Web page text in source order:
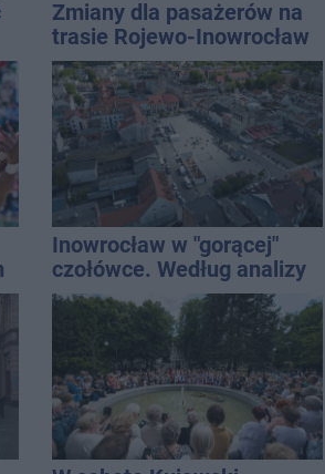
Zmiany dla pasażerów na
trasie Rojewo-Inowrocław
Inowrocław w "gorącej"
czołówce. Według analizy
Onetu nasze miasto jest
jednym z najbardziej
narażonych na upały